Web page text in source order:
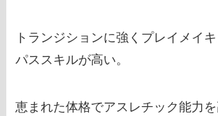
トランジションに強くプレイメイ
パススキルが高い。
恵まれた体格でアスレチック能力